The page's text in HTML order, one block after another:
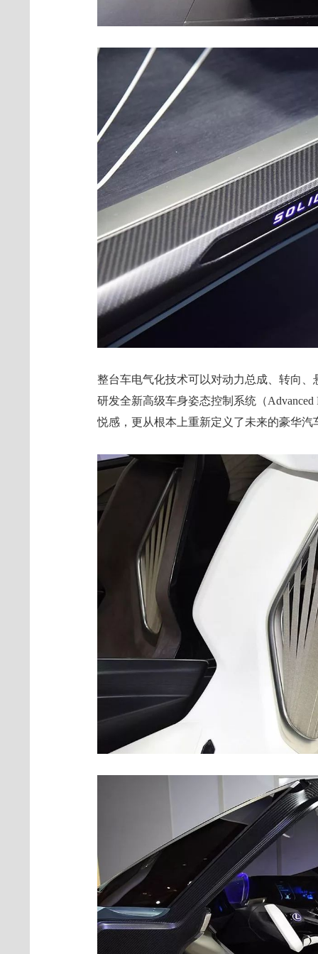
整台车电气化技术可以对动力总成、转向
研发全新高级车身姿态控制系统（
悦感，更从根本上重新定义了未来的豪华汽